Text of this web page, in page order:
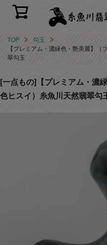
TOP
勾玉
【プレミアム・濃緑色・艶美麗】
翠勾玉
[一点もの]【プレミアム・濃
色ヒスイ）糸魚川天然翡翠勾